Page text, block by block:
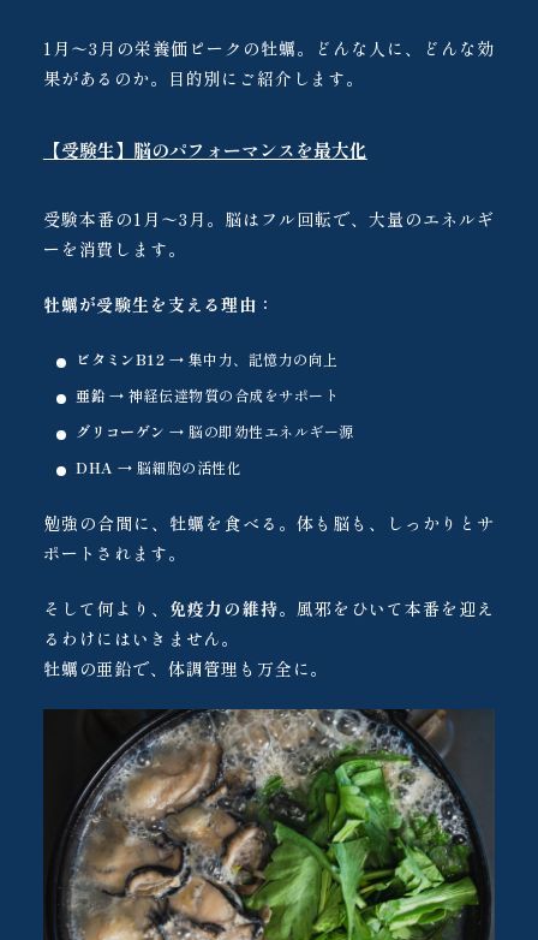
1月〜3月の栄養価ピークの牡蠣。どんな人に、どんな効
果があるのか。目的別にご紹介します。
【受験生】脳のパフォーマンスを最大化
受験本番の1月〜3月。脳はフル回転で、大量のエネルギ
ーを消費します。
牡蠣が受験生を支える理由：
ビタミンB12 → 集中力、記憶力の向上
亜鉛 → 神経伝達物質の合成をサポート
グリコーゲン → 脳の即効性エネルギー源
DHA → 脳細胞の活性化
勉強の合間に、牡蠣を食べる。体も脳も、しっかりとサ
ポートされます。
そして何より、 免疫力の維持。風邪をひいて本番を迎え
るわけにはいきません。
牡蠣の亜鉛で、体調管理も万全に。